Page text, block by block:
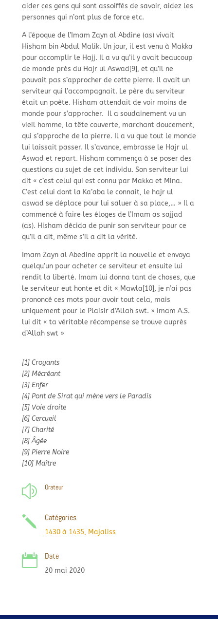
aider ces gens qui sont assoiffés de savoir, aidez les
personnes qui n’ont plus de force etc.
A l’époque de l’Imam Zayn al Abdine (as) vivait
Hisham bin Abdul Malik. Un jour, il est venu à Makka
pour accomplir le Hajj. Il a vu qu’il y avait beaucoup
de monde près du Hajr ul Aswad[9], et qu’il ne
pouvait pas s’approcher de cette pierre. Il avait un
serviteur qui l’accompagnait. Le père du serviteur
était un poète. Hisham attendait de voir moins de
monde pour s’approcher. Il a soudainement vu un
vieil homme, la tête couverte, marchant doucement,
qui s’approche de la pierre. Il a vu que tout le monde
lui laissait passer. Il s’avance, embrasse le Hajr ul
Aswad et repart. Hisham commença à se poser des
questions au sujet de cet individu. Son serviteur lui
dit « c’est celui qui est connu par Makka et Mina.
C’est celui dont la Ka’aba le connait, le hajr ul
aswad se déplace pour lui saluer à sa place,… » Il a
commencé à faire les éloges de l’Imam as sajjad
(as). Hisham décida de punir son serviteur pour ce
qu’il a dit, même s’il a dit la vérité.
Imam Zayn al Abedine apprit la nouvelle et envoya
quelqu’un pour acheter ce serviteur et ensuite lui
rendit la liberté. Imam lui donna tant de choses, que
le serviteur eut honte et dit « Mawla[10], je n’ai pas
prononcé ces mots pour avoir tout cela, mais
uniquement pour le Plaisir d’Allah swt. » Imam A.S.
lui dit « ta véritable récompense se trouve auprès
d’Allah swt »
[1] Croyants
[2] Mécréant
[3] Enfer
[4] Pont de Sirat qui mène vers le Paradis
[5] Voie droite
[6] Cercueil
[7] Charité
[8] Âgée
[9] Pierre Noire
[10] Maître
z Orateur
j Catégories
1430 à 1435, Majaliss
 Date
20 mai 2020